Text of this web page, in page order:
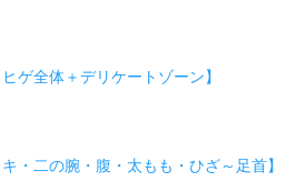
ゲ全体＋デリケートゾーン】
・二の腕・腹・太もも・ひざ～足首】